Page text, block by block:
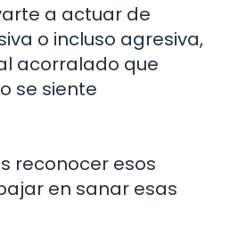
a actuar de
o incluso agresiva,
acorralado que
se siente
reconocer esos
en sanar esas